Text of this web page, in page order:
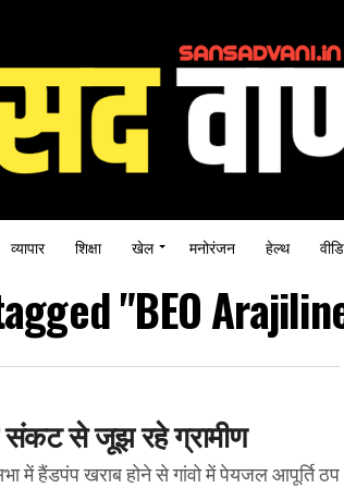
व्यापार शिक्षा खेल मनोरंजन हेल्थ
"BEO
संकट से जूझ रहे ग्रामीण
में हैंडपंप खराब होने से गांवो में पेयजल आपूर्ति ठप